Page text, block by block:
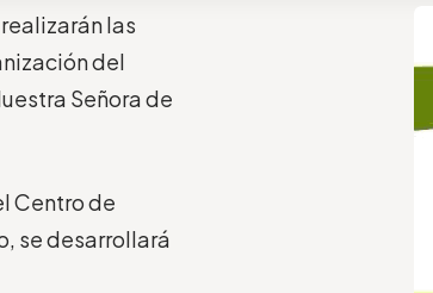
las
del
Señora de
Centro de
se desarrollará